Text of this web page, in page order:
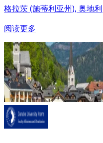
格拉茨 (施蒂利亚州), 奥地利
阅读更多